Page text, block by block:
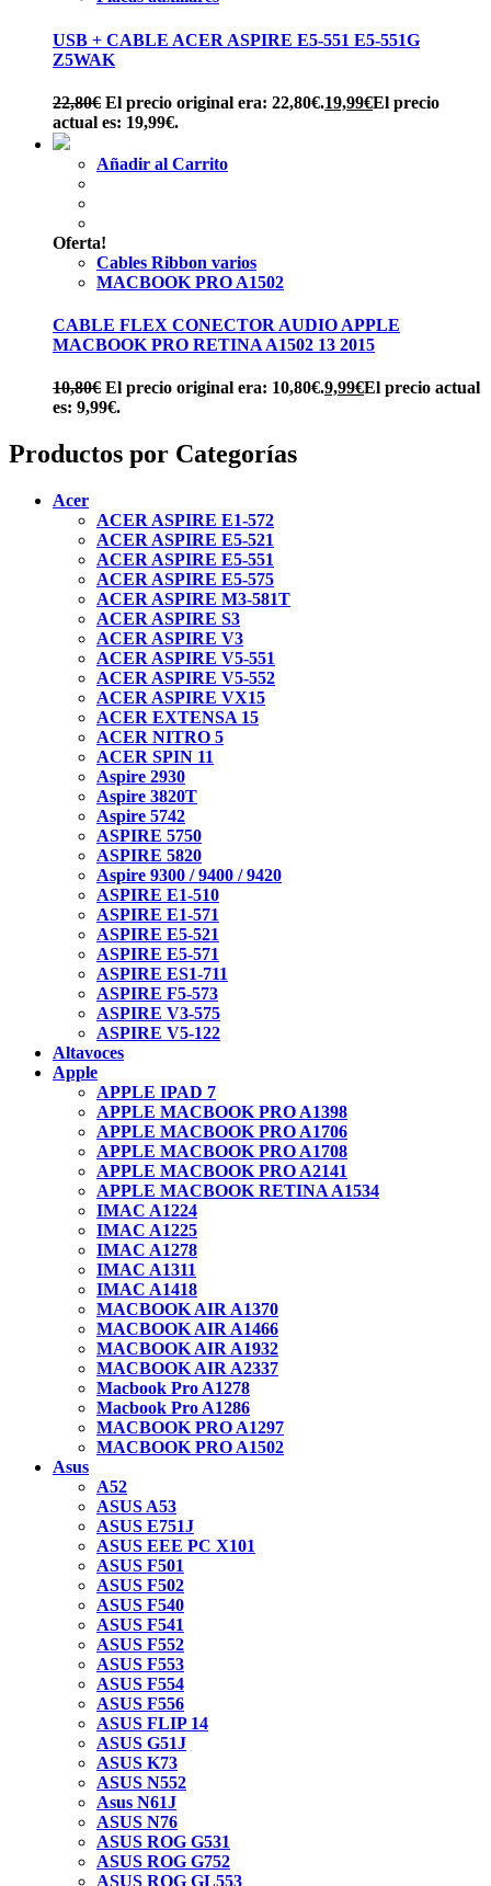
USB + CABLE ACER ASPIRE E5-551 E5-551G
Z5WAK
22,80€ El precio original era: 22,80€.19,99€El precio
actual es: 19,99€.
Añadir al Carrito
Oferta!
Cables Ribbon varios
MACBOOK PRO A1502
CABLE FLEX CONECTOR AUDIO APPLE
MACBOOK PRO RETINA A1502 13 2015
10,80€ El precio original era: 10,80€.9,99€El precio actual
es: 9,99€.
Productos por Categorías
Acer
ACER ASPIRE E1-572
ACER ASPIRE E5-521
ACER ASPIRE E5-551
ACER ASPIRE E5-575
ACER ASPIRE M3-581T
ACER ASPIRE S3
ACER ASPIRE V3
ACER ASPIRE V5-551
ACER ASPIRE V5-552
ACER ASPIRE VX15
ACER EXTENSA 15
ACER NITRO 5
ACER SPIN 11
Aspire 2930
Aspire 3820T
Aspire 5742
ASPIRE 5750
ASPIRE 5820
Aspire 9300 / 9400 / 9420
ASPIRE E1-510
ASPIRE E1-571
ASPIRE E5-521
ASPIRE E5-571
ASPIRE ES1-711
ASPIRE F5-573
ASPIRE V3-575
ASPIRE V5-122
Altavoces
Apple
APPLE IPAD 7
APPLE MACBOOK PRO A1398
APPLE MACBOOK PRO A1706
APPLE MACBOOK PRO A1708
APPLE MACBOOK PRO A2141
APPLE MACBOOK RETINA A1534
IMAC A1224
IMAC A1225
IMAC A1278
IMAC A1311
IMAC A1418
MACBOOK AIR A1370
MACBOOK AIR A1466
MACBOOK AIR A1932
MACBOOK AIR A2337
Macbook Pro A1278
Macbook Pro A1286
MACBOOK PRO A1297
MACBOOK PRO A1502
Asus
A52
ASUS A53
ASUS E751J
ASUS EEE PC X101
ASUS F501
ASUS F502
ASUS F540
ASUS F541
ASUS F552
ASUS F553
ASUS F554
ASUS F556
ASUS FLIP 14
ASUS G51J
ASUS K73
ASUS N552
Asus N61J
ASUS N76
ASUS ROG G531
ASUS ROG G752
ASUS ROG GL553